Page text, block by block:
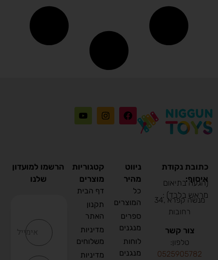
כתובת נקודת
איסוף:
(הגעה בתיאום
מראש בלבד) :
מנשה קפרא ,34
רחובות
צור קשר
טלפון:
0525905782
ניווט
מהיר
כל
המוצרים
ספרים
מנגנים
לוחות
מנגנים
קטגוריות
מוצרים
דף הבית
תקנון
האתר
מדיניות
משלוחים
מדיניות
הרשמו למועדון
שלנו
אימייל